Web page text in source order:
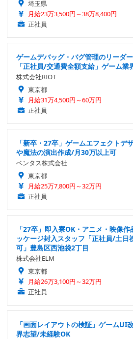
埼玉県
月給23万3,500円～38万8,400円
正社員
ゲームデバッグ・バグ管理のリーダ
「正社員/交通費全額支給」ゲーム業
株式会社RIOT
東京都
月給31万4,500円～60万円
正社員
「新卒・27卒」ゲームエフェクト
や魔法の演出作成/月30万以上可
ベンタス株式会社
東京都
月給25万7,800円～32万円
正社員
「27卒」即入寮OK・アニメ・映像
ッケージ封入スタッフ「正社員/土日
可」豊島区西池袋2丁目
株式会社ELM
東京都
月給26万3,100円～32万円
正社員
「画面レイアウトの検証」ゲームUI
界志望/未経験OK